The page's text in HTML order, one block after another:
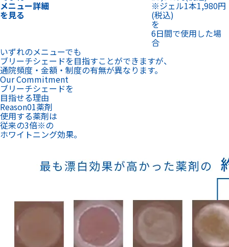
メニュー詳細
を見る
※ジェル1本1,980円
(税込)
を
6日間で使用した場
合
いずれのメニューでも
ブリーチシェードを目指すことができますが、
通院頻度・金額・制度の有無が異なります。
Our Commitment
ブリーチシェードを
目指せる理由
Reason01薬剤
使用する薬剤は
従来の3倍※の
ホワイトニング効果。